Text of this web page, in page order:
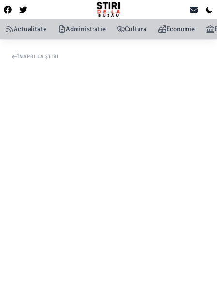
Actualitate Administratie Cultura Economie
ÎNAPOI LA ȘTIRI